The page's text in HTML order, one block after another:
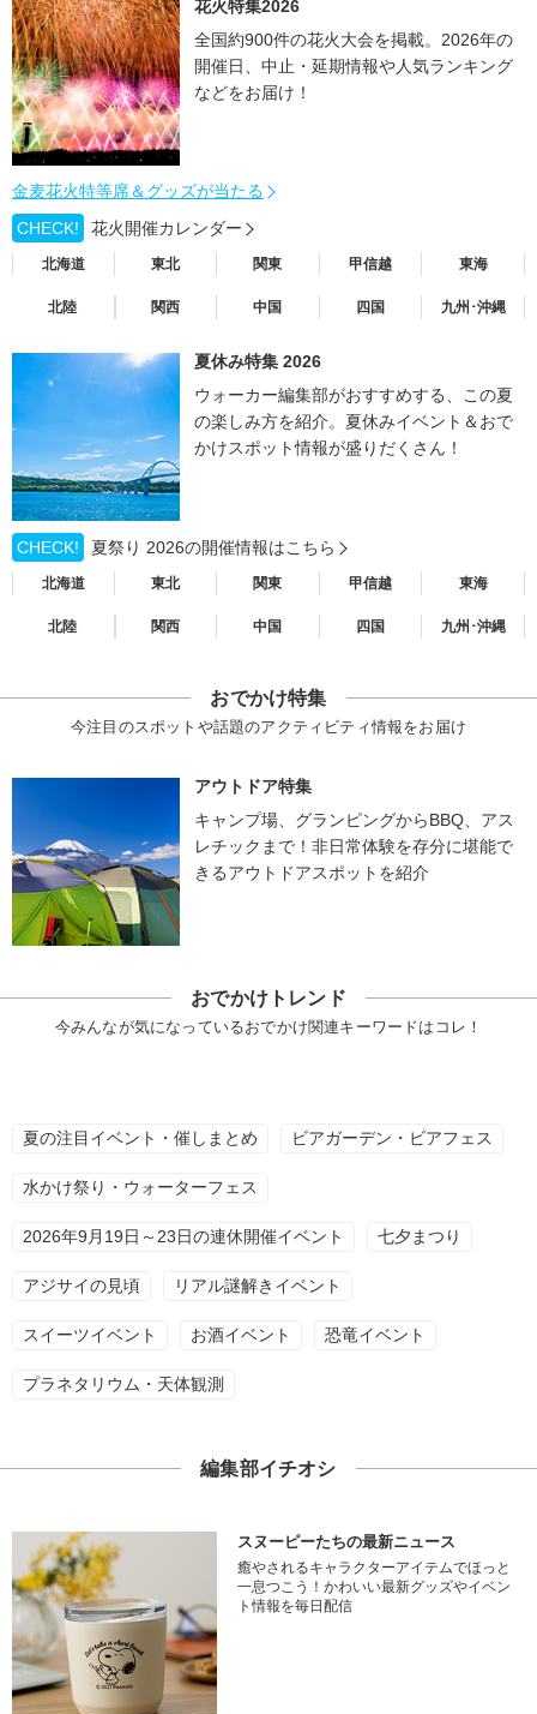
花火特集2026
全国約900件の花火大会を掲載。2026年の
開催日、中止・延期情報や人気ランキング
などをお届け！
金麦花火特等席＆グッズが当たる
CHECK!
花火開催カレンダー
北海道 東北 関東 甲信越 東海
北陸 関西 中国 四国 九州･沖縄
夏休み特集 2026
ウォーカー編集部がおすすめする、この夏
の楽しみ方を紹介。夏休みイベント＆おで
かけスポット情報が盛りだくさん！
CHECK! 夏祭り 2026の開催情報はこちら
北海道 東北 関東 甲信越 東海
北陸 関西 中国 四国 九州･沖縄
おでかけ特集
今注目のスポットや話題のアクティビティ情報をお届け
アウトドア特集
キャンプ場、グランピングからBBQ、アス
レチックまで！非日常体験を存分に堪能で
きるアウトドアスポットを紹介
おでかけトレンド
今みんなが気になっているおでかけ関連キーワードはコレ！
夏の注目イベント・催しまとめ ビアガーデン・ビアフェス
水かけ祭り・ウォーターフェス
2026年9月19日～23日の連休開催イベント 七夕まつり
アジサイの見頃 リアル謎解きイベント
スイーツイベント お酒イベント 恐竜イベント
プラネタリウム・天体観測
編集部イチオシ
スヌーピーたちの最新ニュース
癒やされるキャラクターアイテムでほっと
一息つこう！かわいい最新グッズやイベン
ト情報を毎日配信